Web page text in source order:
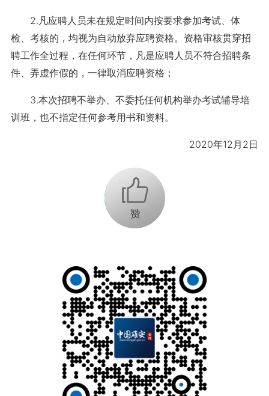
2.凡应聘人员未在规定时间内按要求参加考试、体
检、考核的，均视为自动放弃应聘资格。资格审核贯穿招
聘工作全过程，在任何环节，凡是应聘人员不符合招聘条
件、弄虚作假的，一律取消应聘资格；
3.本次招聘不举办、不委托任何机构举办考试辅导培
训班，也不指定任何参考用书和资料。
2020年12月2日
+1